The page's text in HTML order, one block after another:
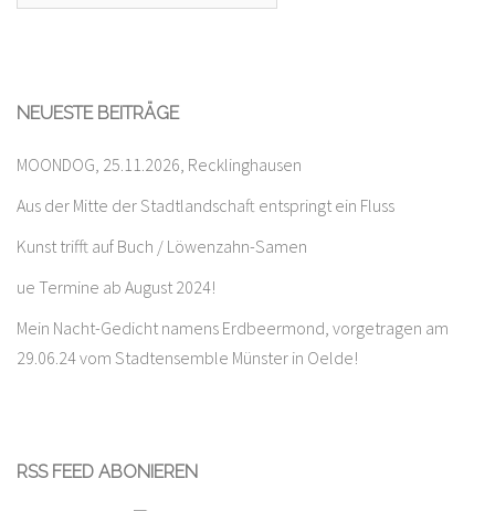
NEUESTE BEITRÄGE
MOONDOG, 25.11.2026, Recklinghausen
Aus der Mitte der Stadtlandschaft entspringt ein Fluss
Kunst trifft auf Buch / Löwenzahn-Samen
ue Termine ab August 2024!
Mein Nacht-Gedicht namens Erdbeermond, vorgetragen am
29.06.24 vom Stadtensemble Münster in Oelde!
RSS FEED ABONIEREN